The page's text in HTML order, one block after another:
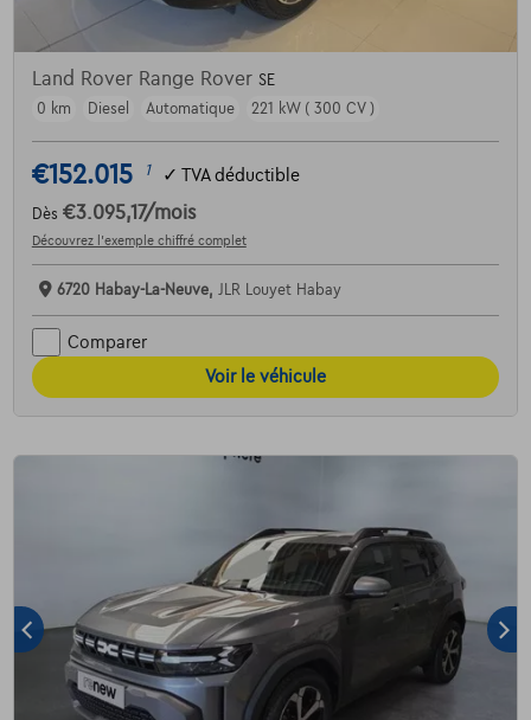
Land Rover Range Rover SE
0 km
Diesel Automatique 221 kW ( 300 CV )
€152.015 1 ✓ TVA déductible
Dès €3.095,17/mois
Découvrez l’exemple chiffré complet
6720 Habay-La-Neuve, JLR Louyet Habay
Comparer
Voir le véhicule